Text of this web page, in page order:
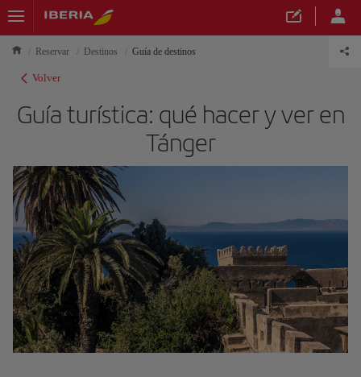
Reservar Destinos Guía de destinos
Volver
Guía turística: qué hacer y ver en
Tánger